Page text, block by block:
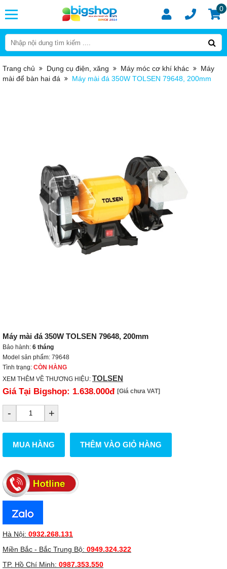
0
Trang chủ Dụng cụ điện, xăng Máy móc cơ khí khác
Máy
mài để bàn hai đá
Máy mài đá 350W TOLSEN 79648, 200mm
Máy mài đá 350W TOLSEN 79648, 200mm
Bảo hành: 6 tháng
Model sản phẩm: 79648
Tình trạng: CÒN HÀNG
XEM THÊM VỀ THƯƠNG HIỆU: TOLSEN
Giá Tại Bigshop: 1.638.000đ [Giá chưa VAT]
- +
MUA HÀNG THÊM VÀO GIỎ HÀNG
Hà Nội: 0932.268.131
Miền Bắc - Bắc Trung Bộ: 0949.324.322
TP. Hồ Chí Minh: 0987.353.550